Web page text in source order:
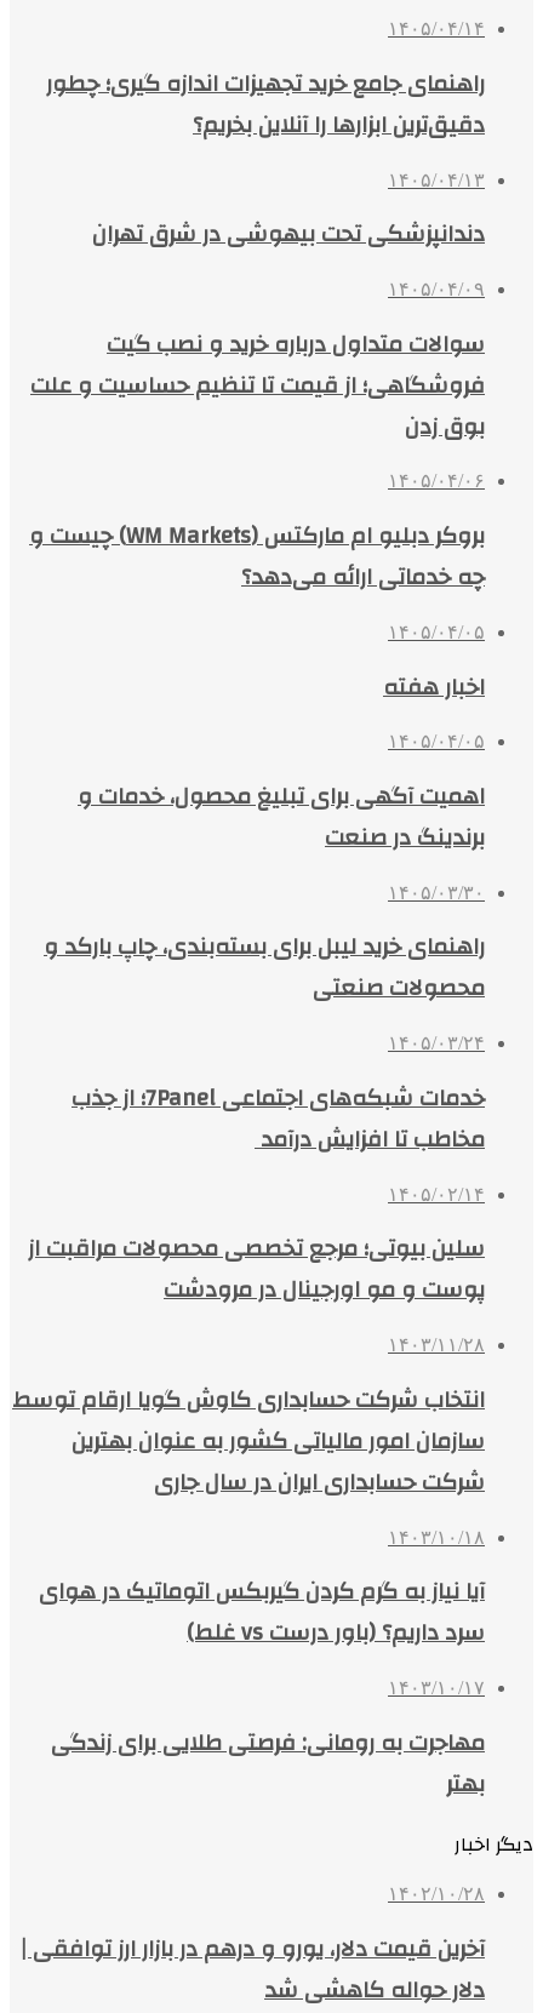
۱۴۰۵/۰۴/۱۴
راهنمای جامع خرید تجهیزات اندازه گیری؛ چطور
دقیق‌ترین ابزارها را آنلاین بخریم؟
۱۴۰۵/۰۴/۱۳
دندانپزشکی تحت بیهوشی در شرق تهران
۱۴۰۵/۰۴/۰۹
سوالات متداول درباره خرید و نصب گیت
فروشگاهی؛ از قیمت تا تنظیم حساسیت و علت
بوق زدن
۱۴۰۵/۰۴/۰۶
بروکر دبلیو ام مارکتس (WM Markets) چیست و
چه خدماتی ارائه می‌دهد؟
۱۴۰۵/۰۴/۰۵
اخبار هفته
۱۴۰۵/۰۴/۰۵
اهمیت آگهی برای تبلیغ محصول، خدمات و
برندینگ در صنعت
۱۴۰۵/۰۳/۳۰
راهنمای خرید لیبل برای بسته‌بندی، چاپ بارکد و
محصولات صنعتی
۱۴۰۵/۰۳/۲۴
خدمات شبکه‌های اجتماعی 7Panel؛ از جذب
مخاطب تا افزایش درآمد
۱۴۰۵/۰۲/۱۴
سلین بیوتی؛ مرجع تخصصی محصولات مراقبت از
پوست و مو اورجینال در مرودشت
۱۴۰۳/۱۱/۲۸
انتخاب شرکت حسابداری کاوش گویا ارقام توسط
سازمان امور مالیاتی کشور به عنوان بهترین
شرکت حسابداری ایران در سال جاری
۱۴۰۳/۱۰/۱۸
آیا نیاز به گرم کردن گیربکس اتوماتیک در هوای
سرد داریم؟ (باور درست vs غلط)
۱۴۰۳/۱۰/۱۷
مهاجرت به رومانی: فرصتی طلایی برای زندگی
بهتر
دیگر اخبار
۱۴۰۲/۱۰/۲۸
آخرین قیمت دلار، یورو و درهم در بازار ارز توافقی |
دلار حواله کاهشی شد